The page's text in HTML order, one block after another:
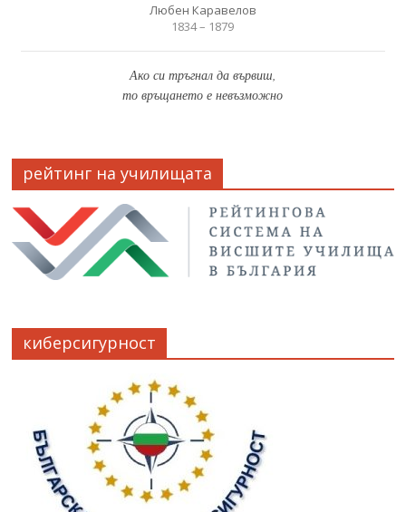
Любен Каравелов
1834 – 1879
Ако си тръгнал да вървиш,
то връщането е невъзможно
рейтинг на училищата
киберсигурност